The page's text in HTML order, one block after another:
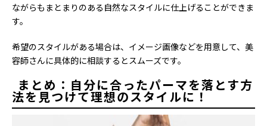
ながらもまとまりのある自然なスタイルに仕上げることができま
す。
希望のスタイルがある場合は、イメージ画像などを用意して、美
容師さんに具体的に相談するとスムーズです。
まとめ：自分に合ったパーマを落とす方
法を見つけて理想のスタイルに！